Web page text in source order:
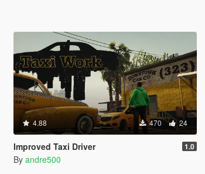
4.88 470 24
Improved Taxi Driver 1.0
By andre500